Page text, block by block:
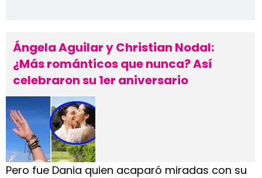
Ángela Aguilar y Christian Nodal:
¿Más románticos que nunca? Así
celebraron su 1er aniversario
Pero fue Dania quien acaparó miradas con su